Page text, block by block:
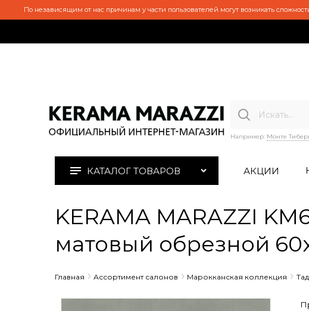
По независящим от нас причинам у части пользователей могут возникать
Например: Монте
КАТАЛОГ ТОВАРОВ АКЦИИ
KERAMA MARAZZI
матовый обрезной
Главная Ассортимент салонов Марокканская коллекция